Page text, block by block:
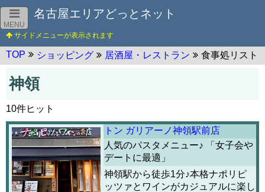
MENU
名古屋エリアどっとネット
TOP ショッピング 居酒屋・レストラン 食事処リスト
神領
10件ヒット
トン ガリアーノ神領駅前店
人気のパスタメニュー♪ 「女子会や
デートに最適」
神領駅から徒歩1分♪本格ナポリピ
ッツァとワインがカジュアルに楽し